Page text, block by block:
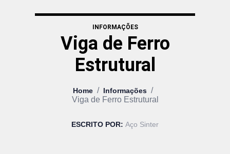
INFORMAÇÕES
Viga de Ferro
Estrutural
Home / Informações /
Viga de Ferro Estrutural
ESCRITO POR: Aço Sinter